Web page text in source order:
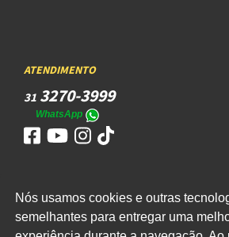
Nós usamos cookies e outras
semelhantes para entregar uma
ATENDIMENTO
31 3270-3999
WhatsApp
ACESSO